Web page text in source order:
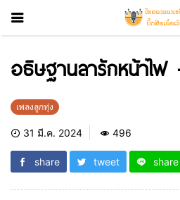
อธิษฐานลารักหน้าไฟ
เพลงลูกทุ่ง
31 มี.ค. 2024 496
share tweet share